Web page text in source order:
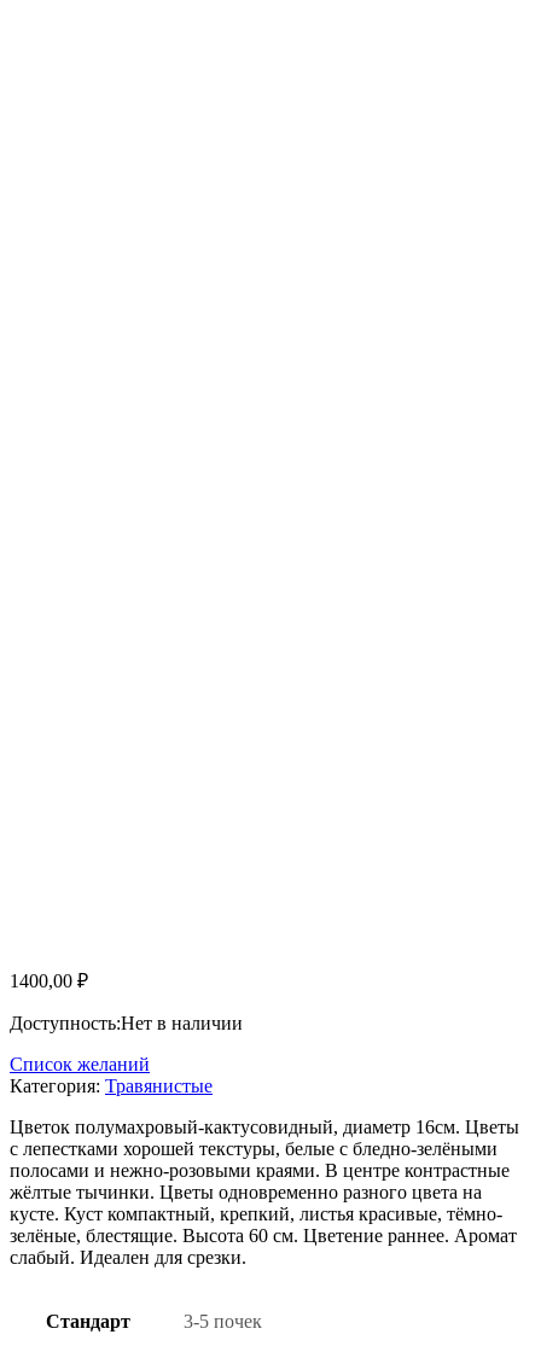
1400,00 ₽
Доступность:Нет в наличии
Список желаний
Категория: Травянистые
Цветок полумахровый-кактусовидный, диаметр 16см. Цветы
с лепестками хорошей текстуры, белые с бледно-зелёными
полосами и нежно-розовыми краями. В центре контрастные
жёлтые тычинки. Цветы одновременно разного цвета на
кусте. Куст компактный, крепкий, листья красивые, тёмно-
зелёные, блестящие. Высота 60 см. Цветение раннее. Аромат
слабый. Идеален для срезки.
Стандарт 3-5 почек